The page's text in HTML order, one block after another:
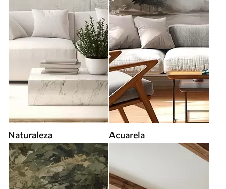
Naturaleza Acuarela